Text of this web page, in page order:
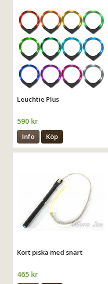
Leuchtie Plus
590 kr
Info Köp
Kort piska med snärt
465 kr